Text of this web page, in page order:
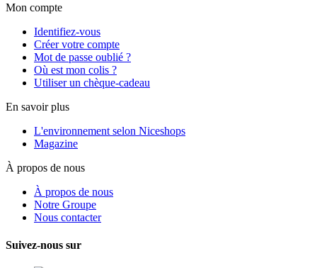
Mon compte
Identifiez-vous
Créer votre compte
Mot de passe oublié ?
Où est mon colis ?
Utiliser un chèque-cadeau
En savoir plus
L'environnement selon Niceshops
Magazine
À propos de nous
À propos de nous
Notre Groupe
Nous contacter
Suivez-nous sur